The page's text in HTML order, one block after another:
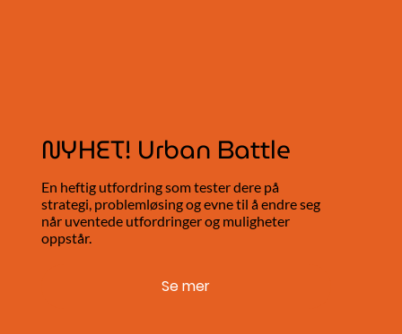
NYHET! Urban Battle
En heftig utfordring som tester dere på
strategi, problemløsing og evne til å endre seg
når uventede utfordringer og muligheter
oppstår.
Se mer